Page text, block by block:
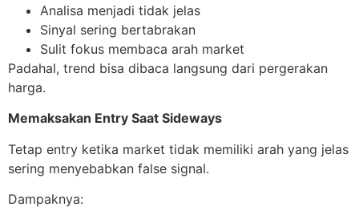
Analisa menjadi tidak jelas
Sinyal sering bertabrakan
Sulit fokus membaca arah market
Padahal, trend bisa dibaca langsung dari pergerakan
harga.
Memaksakan Entry Saat Sideways
Tetap entry ketika market tidak memiliki arah yang jelas
sering menyebabkan false signal.
Dampaknya: